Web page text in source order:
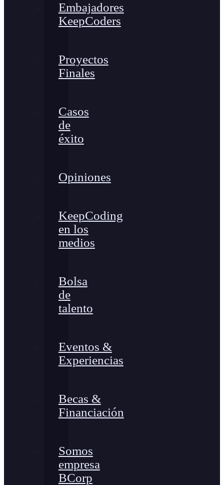
Embajadores
KeepCoders
Proyectos
Finales
Casos
de
éxito
Opiniones
KeepCoding
en los
medios
Bolsa
de
talento
Eventos &
Experiencias
Becas &
Financiación
Somos
empresa
BCorp